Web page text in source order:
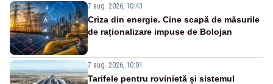
7 aug. 2026, 10:43
Criza din energie. Cine scapă de măsurile
de raționalizare impuse de Bolojan
7 aug. 2026, 10:01
Tarifele pentru rovinietă și sistemul